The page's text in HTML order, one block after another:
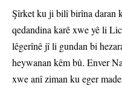
Şîrket ku ji bilî birîna daran
qedandina karê xwe yê li
lêgerînê jî li gundan bi
heywanan kêm bû. Enver
xwe anî ziman ku eger